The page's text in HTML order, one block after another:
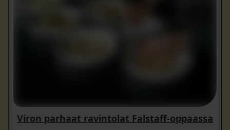
Viron parhaat ravintolat Falstaff-oppaassa